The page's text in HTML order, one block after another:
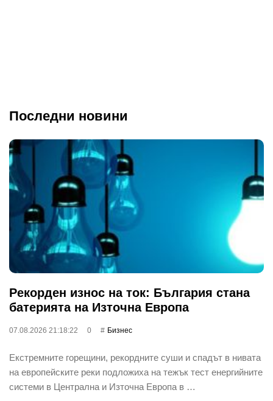
Последни новини
Рекорден износ на ток: България стана
батерията на Източна Европа
07.08.2026 21:18:22 0 Бизнес
Екстремните горещини, рекордните суши и спадът в нивата
на европейските реки подложиха на тежък тест енергийните
системи в Централна и Източна Европа в …